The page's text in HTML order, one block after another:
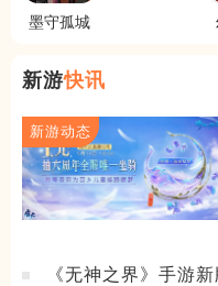
墨守孤城
新游快讯
新游动态
《无神之界》手游